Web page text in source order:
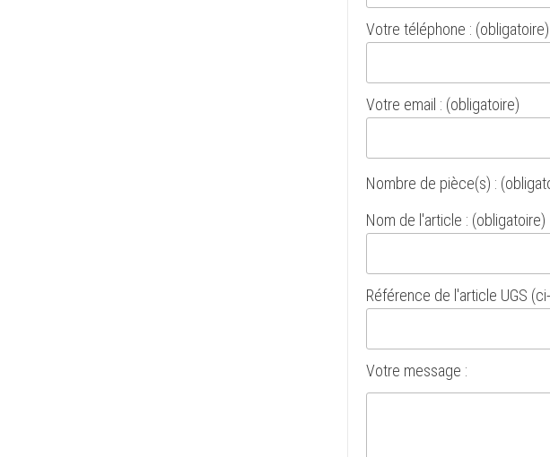
Votre téléphone : (obligatoire)
Votre email : (obligatoire)
Nombre de pièce(s) :
Nom de l'article : (obligatoire)
Référence de l'article UGS
Votre message :